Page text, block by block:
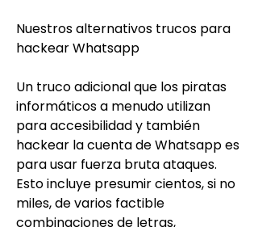
Nuestros alternativos trucos para
hackear Whatsapp
Un truco adicional que los piratas
informáticos a menudo utilizan
para accesibilidad y también
hackear la cuenta de Whatsapp es
para usar fuerza bruta ataques.
Esto incluye presumir cientos, si no
miles, de varios factible
combinaciones de letras,